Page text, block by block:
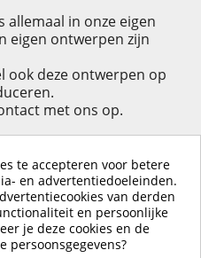
allemaal in onze eigen
eigen ontwerpen zijn
ook deze ontwerpen op
met ons op.
ACHTER TE LATEN
te accepteren voor betere
en advertentiedoeleinden.
van derden
en persoonlijke
je deze cookies en de
persoonsgegevens?